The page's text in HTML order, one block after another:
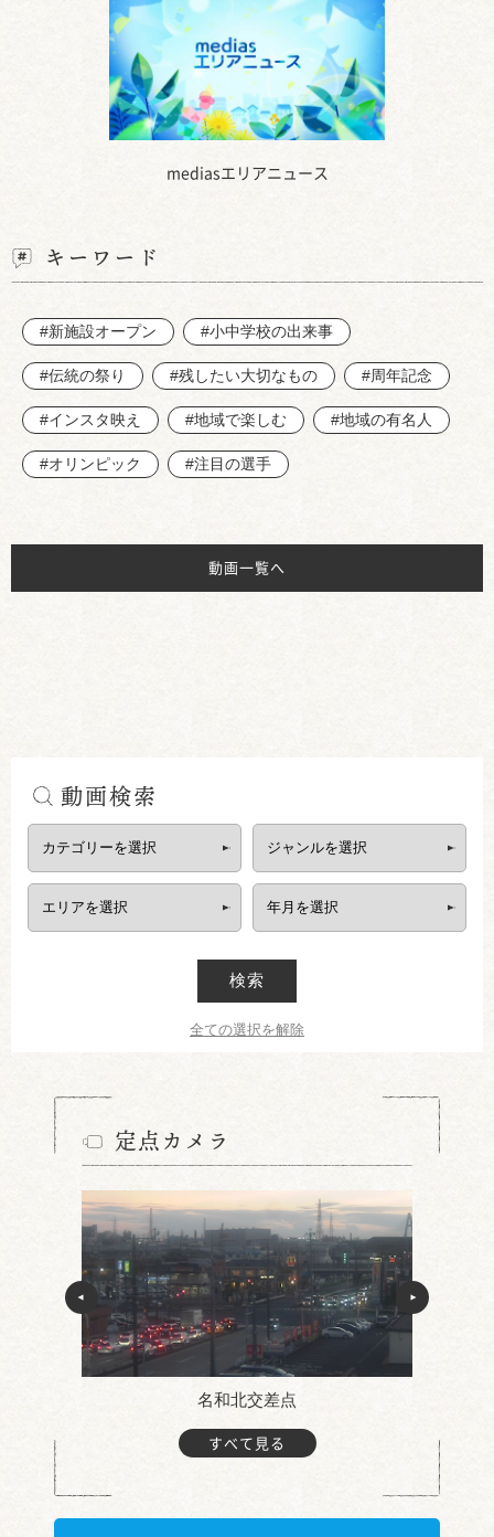
mediasエリアニュース
キーワード
#新施設オープン #小中学校の出来事
#伝統の祭り #残したい大切なもの #周年記念
#インスタ映え #地域で楽しむ #地域の有名人
#オリンピック #注目の選手
動画一覧へ
動画検索
検索
全ての選択を解除
定点カメラ
名和北交差点
すべて見る